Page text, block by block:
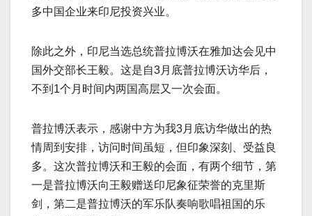
多中国企业来印尼投资兴业。
除此之外，印尼当选总统普拉博沃在雅加达会见中
国外交部长王毅。这是自3月底普拉博沃访华后，
不到1个月时间内两国高层又一次会面。
普拉博沃表示，感谢中方为我3月底访华做出的热
情周到安排，访问时间虽短，但印象深刻、受益良
多。这次普拉博沃和王毅的会面，有两个细节，第
一是普拉博沃向王毅赠送印尼象征荣誉的克里斯
剑，第二是普拉博沃的军乐队奏响歌唱祖国的乐